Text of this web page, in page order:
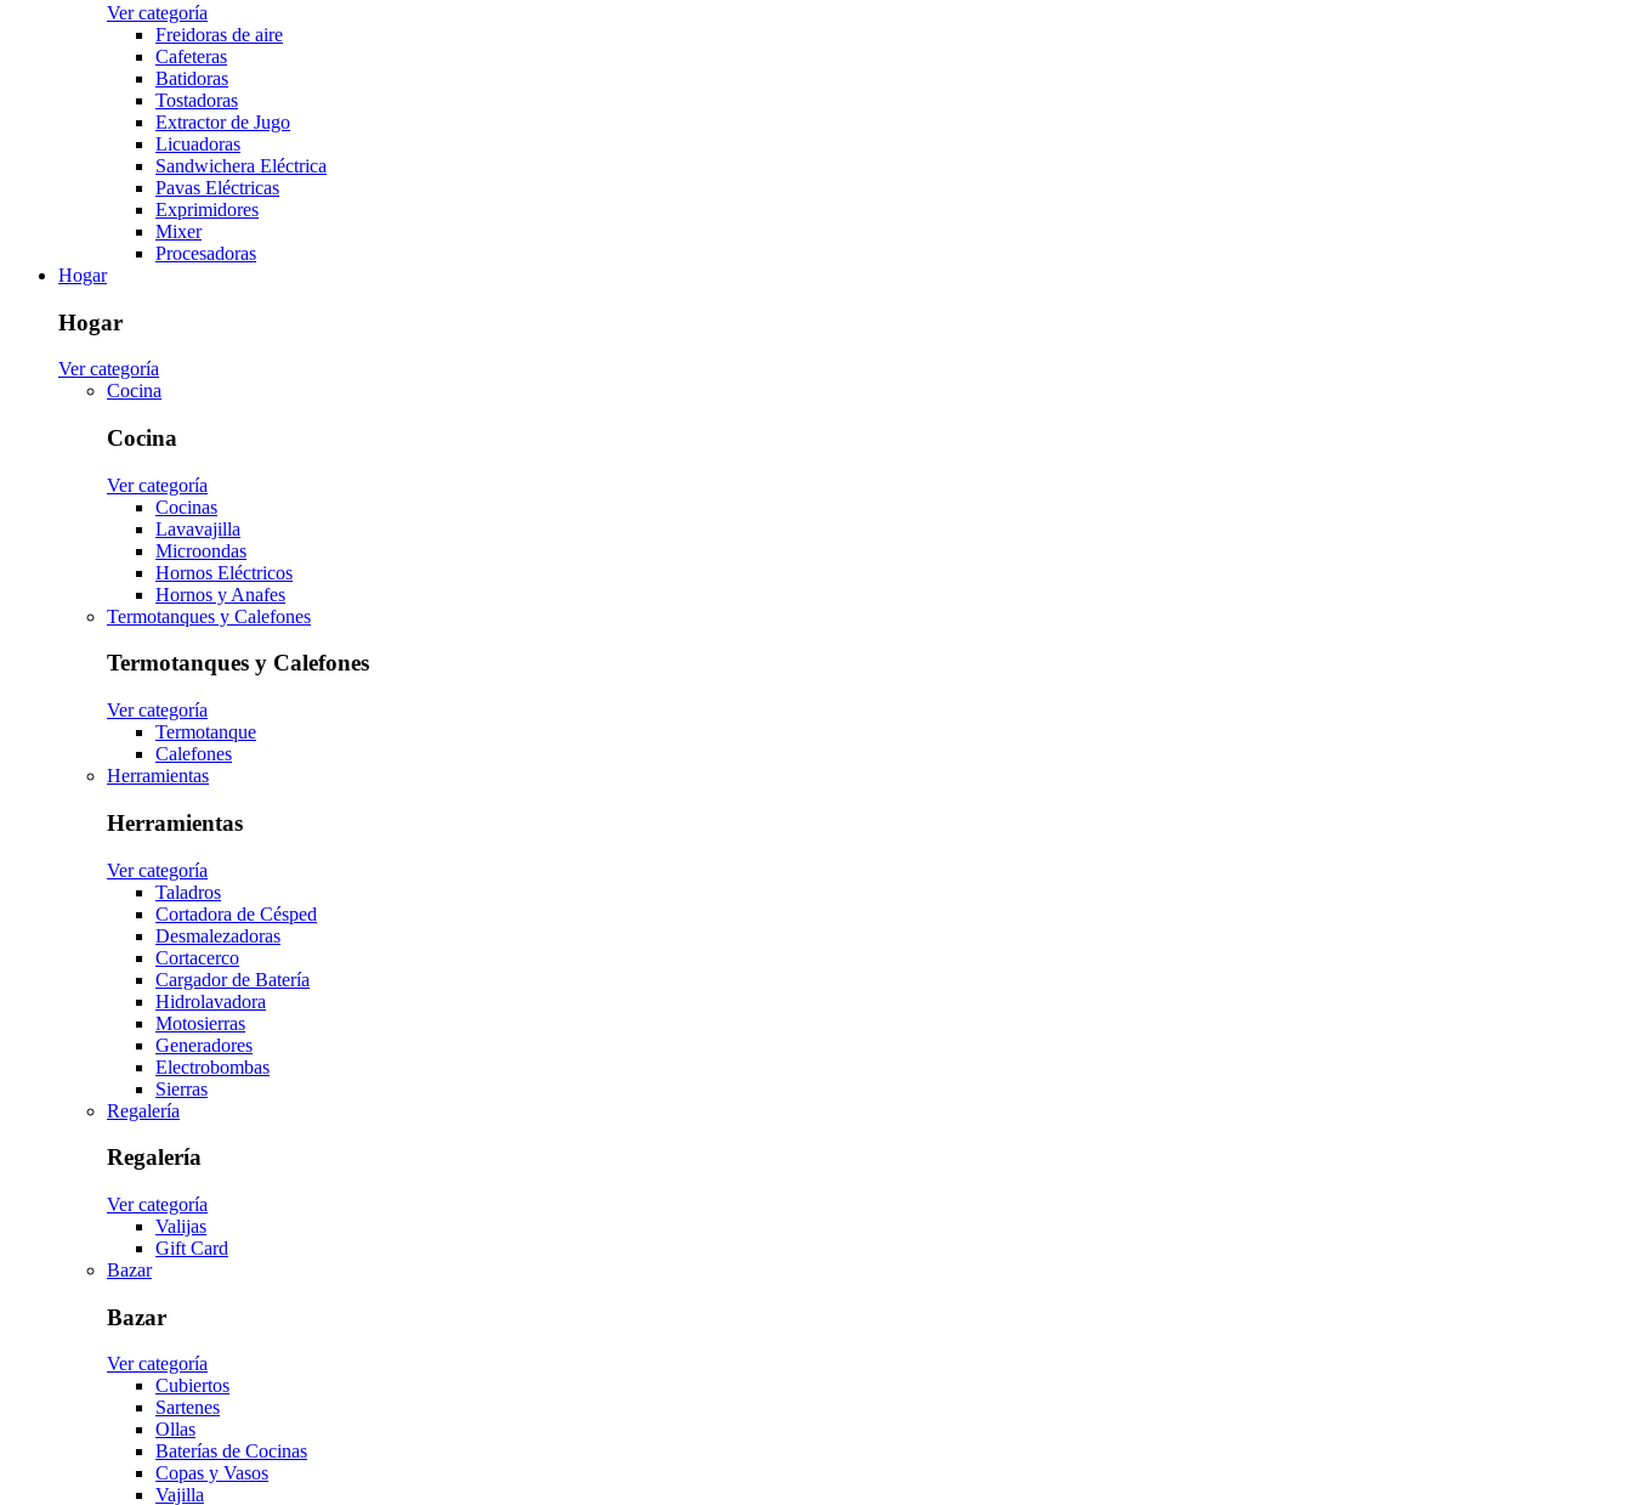
Ver categoría
Freidoras de aire
Cafeteras
Batidoras
Tostadoras
Extractor de Jugo
Licuadoras
Sandwichera Eléctrica
Pavas Eléctricas
Exprimidores
Mixer
Procesadoras
Hogar
Hogar
Ver categoría
Cocina
Cocina
Ver categoría
Cocinas
Lavavajilla
Microondas
Hornos Eléctricos
Hornos y Anafes
Termotanques y Calefones
Termotanques y Calefones
Ver categoría
Termotanque
Calefones
Herramientas
Herramientas
Ver categoría
Taladros
Cortadora de Césped
Desmalezadoras
Cortacerco
Cargador de Batería
Hidrolavadora
Motosierras
Generadores
Electrobombas
Sierras
Regalería
Regalería
Ver categoría
Valijas
Gift Card
Bazar
Bazar
Ver categoría
Cubiertos
Sartenes
Ollas
Baterías de Cocinas
Copas y Vasos
Vajilla